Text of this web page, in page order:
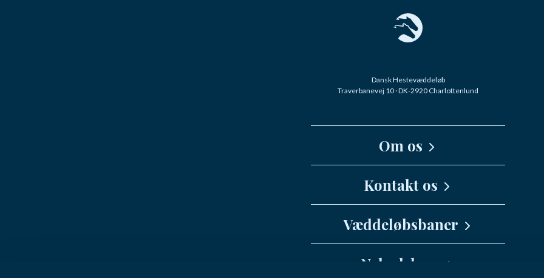
Dansk Hestevæddeløb
Traverbanevej 10 · DK-2920 Charlottenlund
Om os
Kontakt os
info@danskhv.dk
Væddeløbsbaner
Nyhedsbrev